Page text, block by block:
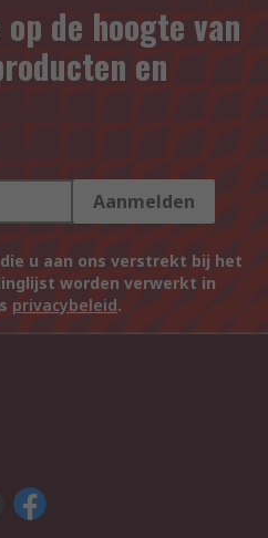
de hoogte van
en
Aanmelden
u aan ons verstrekt bij het
worden verwerkt in
privacybeleid.